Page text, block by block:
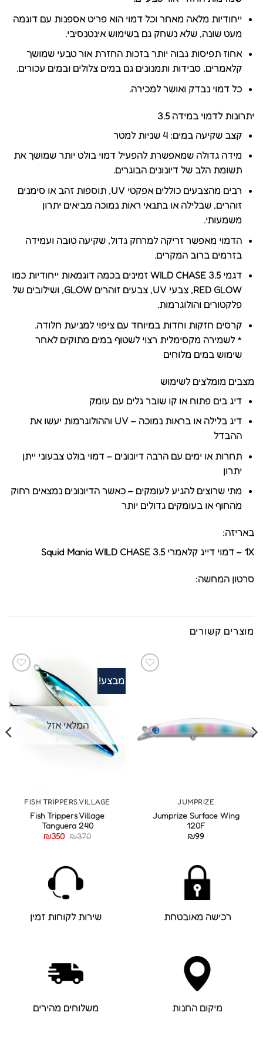
ייחודיות מלאה מאחר וכל דמוי הוא פריט אספנות עם דוגמה
מעט שונה, שלא נשחק גם בשימוש אינטנסיבי.
אחוז תפיסות גבוה יותר בזכות החזרת אור טבעי שמושך
קלאמרים, סבידות ותמנונים גם במים צלולים ובמים עכורים.
כל דמוי נבדק ואושר למכירה.
יתרונות לדמוי במידה 3.5
קצב שקיעה במים: 4 שניות למטר
מידה גדולה שמאפשרת להפעיל דמוי בולט יותר שמושך את
תשומת הלב של דיונונים הבוגרים.
רבים מהצבעים כוללים אפקטי UV, תוספות זהב או סימנים
זוהרים, שבלילה או בתנאי ראות נמוכה מביאים יתרון
משמעותי.
הדמוי מאפשר זריקה למרחק גדול, שקיעה טובה ועמידה
בזרמים ברוב המקרים.
דגמי 3.5 WILD CHASE זמינים בכמה דוגמאות ייחודיות כמו
RED GLOW, צבעי UV, צבעים זוהרים GLOW, ושילובים של
פלקטורים והולוגרמות.
קרסים חזקות וחדות במיוחד עם ציפוי למניעת חלודה.
* לשמירה מקסימלית רצוי לשטוף במים מתוקים לאחר
שימוש במים מלוחים
מצבים מומלצים לשימוש
דיג בים פתוח או קו שובר גלים עם עומק
דיג בלילה או בראות נמוכה – UV וההולוגרמות יעשו את
ההבדל
תחרות או ימים עם הרבה דיונונים – דמוי בולט צבעוני ייתן
יתרון
מתי שרוצים להגיע לעומקים – כאשר הדיונונים נמצאים רחוק
מהחוף או בעומקים גדולים יותר
באריזה:
1X – דמוי דייג קלאמרי Squid Mania WILD CHASE 3.5
סרטון המחשה:
מוצרים קשורים
JUMPRIZE
Jumprize Surface Wing
120F
₪99
מבצע!
המלאי אזל
FISH TRIPPERS VILLAGE
Fish Trippers Village
Tanguera 240
₪370
המחיר
₪350
רכישה מאובטחת שירות לקוחות זמין
מיקום החנות משלוחים מהירים